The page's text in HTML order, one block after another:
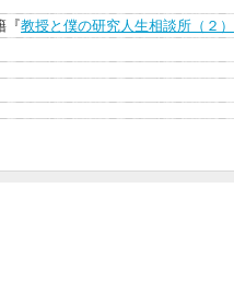
『教授と僕の研究人生相談所（２）